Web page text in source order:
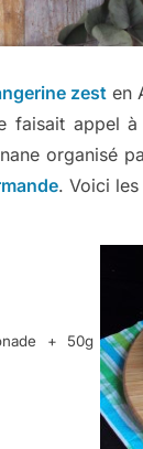
zest en
faisait appel
organisé
. Voici
+ 50g